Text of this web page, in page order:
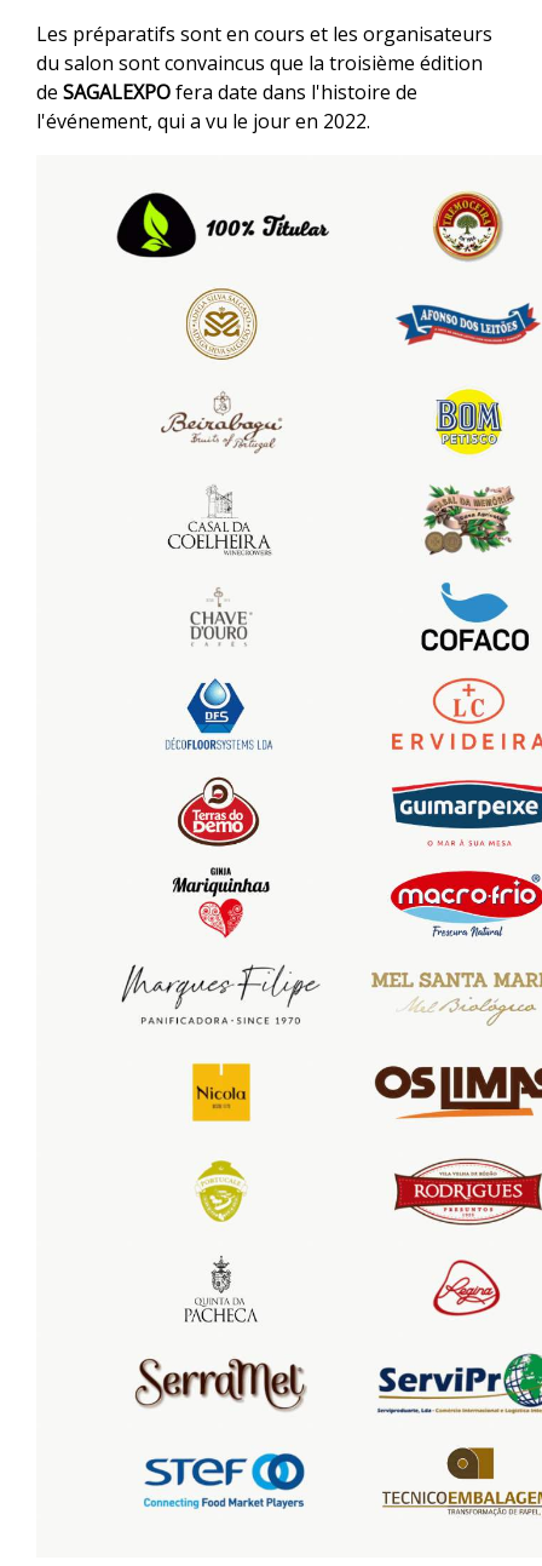
Les préparatifs sont en cours et les organisateurs
du salon sont convaincus que la troisième édition
de SAGALEXPOfera date dans l'histoire de
l'événement, qui a vu le jour en 2022.